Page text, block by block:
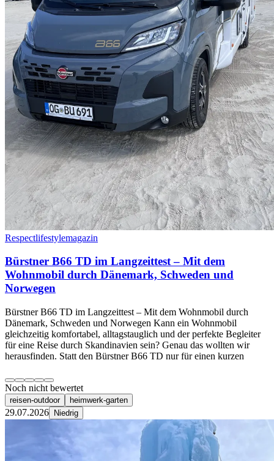
Respectlifestylemagazin
Bürstner B66 TD im Langzeittest – Mit dem
Wohnmobil durch Dänemark, Schweden und
Norwegen
Bürstner B66 TD im Langzeittest – Mit dem Wohnmobil durch
Dänemark, Schweden und Norwegen Kann ein Wohnmobil
gleichzeitig komfortabel, alltagstauglich und der perfekte Begleiter
für eine Reise durch Skandinavien sein? Genau das wollten wir
herausfinden. Statt den Bürstner B66 TD nur für einen kurzen
Noch nicht bewertet
reisen-outdoor heimwerk-garten
29.07.2026 Niedrig